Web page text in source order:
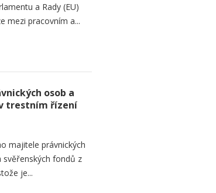
a Rady (EU)
mezi pracovním a...
osob a
trestním řízení
majitele právnických
svěřenských fondů z
je...